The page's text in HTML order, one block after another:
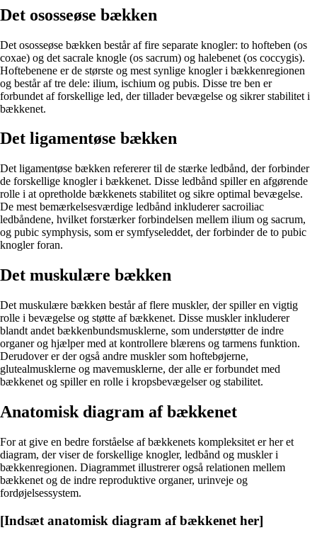
Det ososseøse bækken
Det ososseøse bækken består af fire separate knogler: to hofteben (os
coxae) og det sacrale knogle (os sacrum) og halebenet (os coccygis).
Hoftebenene er de største og mest synlige knogler i bækkenregionen
og består af tre dele: ilium, ischium og pubis. Disse tre ben er
forbundet af forskellige led, der tillader bevægelse og sikrer stabilitet i
bækkenet.
Det ligamentøse bækken
Det ligamentøse bækken refererer til de stærke ledbånd, der forbinder
de forskellige knogler i bækkenet. Disse ledbånd spiller en afgørende
rolle i at opretholde bækkenets stabilitet og sikre optimal bevægelse.
De mest bemærkelsesværdige ledbånd inkluderer sacroiliac
ledbåndene, hvilket forstærker forbindelsen mellem ilium og sacrum,
og pubic symphysis, som er symfyseleddet, der forbinder de to pubic
knogler foran.
Det muskulære bækken
Det muskulære bækken består af flere muskler, der spiller en vigtig
rolle i bevægelse og støtte af bækkenet. Disse muskler inkluderer
blandt andet bækkenbundsmusklerne, som understøtter de indre
organer og hjælper med at kontrollere blærens og tarmens funktion.
Derudover er der også andre muskler som hoftebøjerne,
glutealmusklerne og mavemusklerne, der alle er forbundet med
bækkenet og spiller en rolle i kropsbevægelser og stabilitet.
Anatomisk diagram af bækkenet
For at give en bedre forståelse af bækkenets kompleksitet er her et
diagram, der viser de forskellige knogler, ledbånd og muskler i
bækkenregionen. Diagrammet illustrerer også relationen mellem
bækkenet og de indre reproduktive organer, urinveje og
fordøjelsessystem.
[Indsæt anatomisk diagram af bækkenet her]